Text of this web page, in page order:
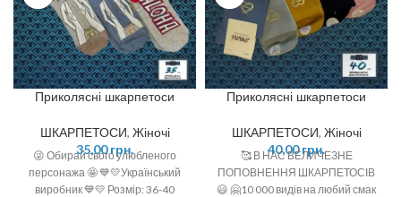
Приколясні шкарпетоси
ШКАРПЕТОСИ, Жіночі
35,00грн.
😜 Обирай свого улюбленого
персонажа 🤩 💙💛Український
виробник 💙💛 Розмір: 36-40
Приколясні шкарпетоси
ШКАРПЕТОСИ, Жіночі
40,00грн.
🥰 В НАС ВЕЛИЧЕЗНЕ
ПОПОВНЕННЯ ШКАРПЕТОСІВ
😃 🤗10 000 видів на любий смак